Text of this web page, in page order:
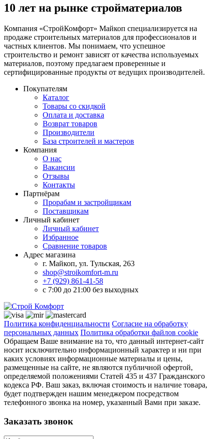
10 лет на рынке стройматериалов
Компания «СтройКомфорт» Майкоп специализируется на
продаже строительных материалов для профессионалов и
частных клиентов. Мы понимаем, что успешное
строительство и ремонт зависят от качества используемых
материалов, поэтому предлагаем проверенные и
сертифицированные продукты от ведущих производителей.
Покупателям
Каталог
Товары со скидкой
Оплата и доставка
Возврат товаров
Производители
База строителей и мастеров
Компания
О нас
Вакансии
Отзывы
Контакты
Партнёрам
Прорабам и застройщикам
Поставщикам
Личный кабинет
Личный кабинет
Избранное
Сравнение товаров
Адрес магазина
г. Майкоп, ул. Тульская, 263
shop@stroikomfort-m.ru
+7 (929) 861-41-58
с 7:00 до 21:00 без выходных
Политика конфиденциальности Согласие на обработку
персональных данных Политика обработки файлов cookie
Обращаем Ваше внимание на то, что данный интернет-сайт
носит исключительно информационный характер и ни при
каких условиях информационные материалы и цены,
размещенные на сайте, не являются публичной офертой,
определяемой положениями Статей 435 и 437 Гражданского
кодекса РФ. Ваш заказ, включая стоимость и наличие товара,
будет подтвержден нашим менеджером посредством
телефонного звонка на номер, указанный Вами при заказе.
Заказать звонок